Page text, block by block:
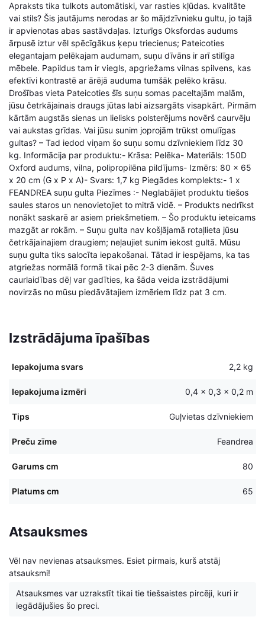
cm
ar
grozāmu
spilvenu
PGW004G01
daudzums
Apraksts tika tulkots automātiski, var rasties kļūdas. kvalitāte
vai stils? Šis jautājums nerodas ar šo mājdzīvnieku gultu, jo tajā
ir apvienotas abas sastāvdaļas. Izturīgs Oksfordas audums
ārpusē iztur vēl spēcīgākus ķepu triecienus; Pateicoties
elegantajam pelēkajam audumam, suņu dīvāns ir arī stilīga
mēbele. Papildus tam ir viegls, apgriežams vilnas spilvens, kas
efektīvi kontrastē ar ārējā auduma tumšāk pelēko krāsu.
Drošības vieta Pateicoties šīs suņu somas paceltajām malām,
jūsu četrkājainais draugs jūtas labi aizsargāts visapkārt. Pirmām
kārtām augstās sienas un lielisks polsterējums novērš caurvēju
vai aukstas grīdas. Vai jūsu sunim joprojām trūkst omulīgas
gultas? – Tad iedod viņam šo suņu somu dzīvniekiem līdz 30
kg. Informācija par produktu:- Krāsa: Pelēka- Materiāls: 150D
Oxford audums, vilna, polipropilēna pildījums- Izmērs: 80 x 65
x 20 cm (G x P x A)- Svars: 1,7 kg Piegādes komplekts:- 1 x
FEANDREA suņu gulta Piezīmes :- Neglabājiet produktu tiešos
saules staros un nenovietojiet to mitrā vidē. – Produkts nedrīkst
nonākt saskarē ar asiem priekšmetiem. – Šo produktu ieteicams
mazgāt ar rokām. – Suņu gulta nav košļājamā rotaļlieta jūsu
četrkājainajiem draugiem; neļaujiet sunim iekost gultā. Mūsu
suņu gulta tiks salocīta iepakošanai. Tātad ir iespējams, ka tas
atgriežas normālā formā tikai pēc 2-3 dienām. Šuves
caurlaidības dēļ var gadīties, ka šāda veida izstrādājumi
novirzās no mūsu piedāvātajiem izmēriem līdz pat 3 cm.
Izstrādājuma īpašības
Iepakojuma svars 2,2 kg
Iepakojuma izmēri 0,4 × 0,3 × 0,2 m
Tips Guļvietas dzīvniekiem
Preču zīme Feandrea
Garums cm 80
Platums cm 65
Atsauksmes
Vēl nav nevienas atsauksmes. Esiet pirmais, kurš atstāj
atsauksmi!
Atsauksmes var uzrakstīt tikai tie tiešsaistes pircēji, kuri ir
iegādājušies šo preci.